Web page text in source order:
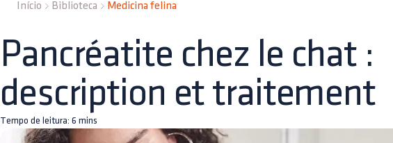
Início Biblioteca Medicina felina
Pancréatite chez le chat :
description et traitement
Tempo de leitura: 6 mins